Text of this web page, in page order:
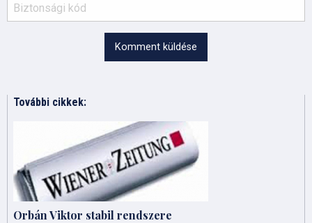
Komment küldése
További cikkek:
Orbán Viktor stabil rendszere